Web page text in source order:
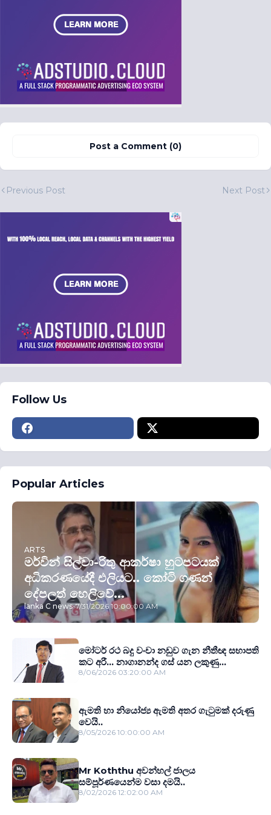
Post a Comment (0)
Previous Post Next Post
Follow Us
Popular Articles
ARTS
මර්වින් සිල්වා-රිතු ආකර්ෂා හුටපටයක්
අධිකරණයේදී එලියට.. කෝටි ගණන්
දේපලත් හෙලිවේ...
lanka C news-7/31/2026 10:00:00 AM
මෝටර් රථ බදු වංචා නඩුව ගැන නීතීඥ සභාපති
කට අරී... නාගානන්ද ගස් යන ලකුණු...
8/06/2026 03:20:00 AM
ඇමති හා නියෝජ්‍ය ඇමති අතර ගැටුමක් දරුණු
වෙයි..
8/05/2026 10:00:00 AM
Mr Koththu අවන්හල් ජාලය
සම්පූර්ණයෙන්ම වසා දමයි..
8/02/2026 12:02:00 AM